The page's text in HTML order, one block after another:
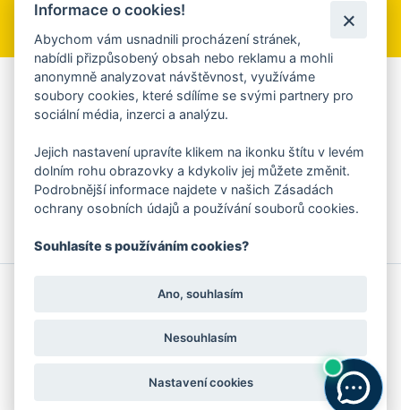
Přihlásit se k odběru
Aplikace Mobilní rozhlas
Chcete dostávat do svého mobilu či mailu upozornění na
ankety, pozvánky na kulturní a sportovní akce?
Více informací o aplikaci
Ochrana osobních údajů
Informace o cookies!
Abychom vám usnadnili procházení stránek,
nabídli přizpůsobený obsah nebo reklamu a mohli
anonymně analyzovat návštěvnost, využíváme
soubory cookies, které sdílíme se svými partnery pro
sociální média, inzerci a analýzu.
Jejich nastavení upravíte klikem na ikonku štítu v levém
dolním rohu obrazovky a kdykoliv jej můžete změnit.
Podrobnější informace najdete v našich Zásadách
ochrany osobních údajů a používání souborů cookies.
Souhlasíte s používáním cookies?
Ano, souhlasím
Nesouhlasím
Nastavení cookies